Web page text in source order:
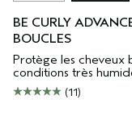
BE CURLY
BOUCLES
Protège les cheveux
conditions très
(11)